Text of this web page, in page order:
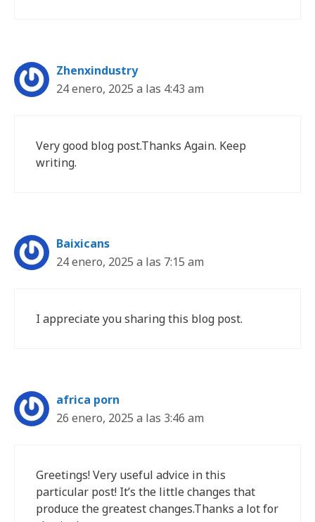
Zhenxindustry
24 enero, 2025 a las 4:43 am
Very good blog post.Thanks Again. Keep
writing.
Baixicans
24 enero, 2025 a las 7:15 am
I appreciate you sharing this blog post.
africa porn
26 enero, 2025 a las 3:46 am
Greetings! Very useful advice in this
particular post! It’s the little changes that
produce the greatest changes.Thanks a lot for